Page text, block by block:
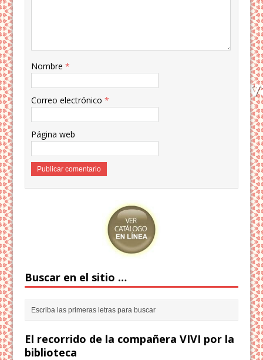
Nombre*
Correo electrónico*
Página web
Buscar en el sitio …
El recorrido de la compañera VIVI por la
biblioteca